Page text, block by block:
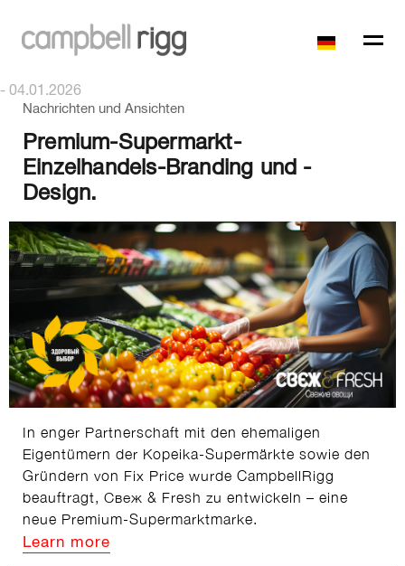
- 04.01.2026
Nachrichten und Ansichten
Premium-Supermarkt-
Einzelhandels-Branding und -
Design.
In enger Partnerschaft mit den ehemaligen
Eigentümern der Kopeika-Supermärkte sowie den
Gründern von Fix Price wurde CampbellRigg
beauftragt, Свеж & Fresh zu entwickeln – eine
neue Premium-Supermarktmarke.
Learn more